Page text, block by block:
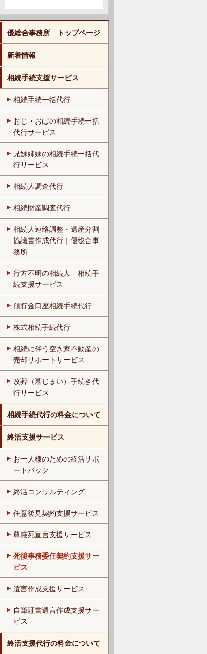
優総合事務所 トップページ
新着情報
相続手続支援サービス
相続手続一括代行
おじ・おばの相続手続一括
代行サービス
兄妹姉妹の相続手続一括代
行サービス
相続人調査代行
相続財産調査代行
相続人連絡調整・遺産分割
協議書作成代行｜優総合事
務所
行方不明の相続人 相続手
続支援サービス
預貯金口座相続手続代行
株式相続手続代行
相続に伴う空き家不動産の
売却サポートサービス
改葬（墓じまい）手続き代
行サービス
相続手続代行の料金について
終活支援サービス
お一人様のための終活サポ
ートパック
終活コンサルティング
任意後見契約支援サービス
尊厳死宣言支援サービス
死後事務委任契約支援サー
ビス
遺言作成支援サービス
自筆証書遺言作成支援サー
ビス
終活支援代行の料金について